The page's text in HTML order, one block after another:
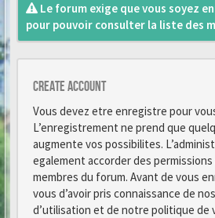
Le forum exige que vous soyez
pour pouvoir consulter la liste des
Create account
Vous devez etre enregistre pour
L’enregistrement ne prend que
augmente vos possibilites.
egalement accorder des
membres du forum. Avant de vous
vous d’avoir pris connaissance de
d’utilisation et de notre politique de